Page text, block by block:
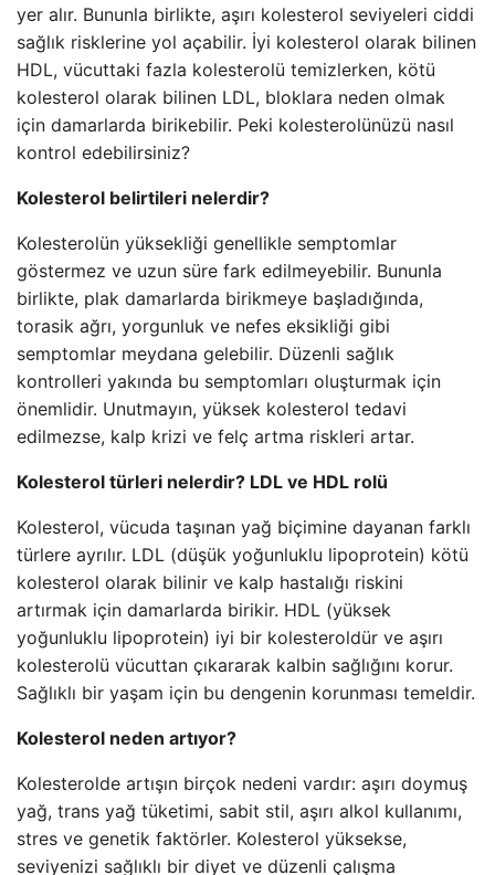
yer alır. Bununla birlikte, aşırı kolesterol seviyeleri ciddi
sağlık risklerine yol açabilir. İyi kolesterol olarak bilinen
HDL, vücuttaki fazla kolesterolü temizlerken, kötü
kolesterol olarak bilinen LDL, bloklara neden olmak
için damarlarda birikebilir. Peki kolesterolünüzü nasıl
kontrol edebilirsiniz?
Kolesterol belirtileri nelerdir?
Kolesterolün yüksekliği genellikle semptomlar
göstermez ve uzun süre fark edilmeyebilir. Bununla
birlikte, plak damarlarda birikmeye başladığında,
torasik ağrı, yorgunluk ve nefes eksikliği gibi
semptomlar meydana gelebilir. Düzenli sağlık
kontrolleri yakında bu semptomları oluşturmak için
önemlidir. Unutmayın, yüksek kolesterol tedavi
edilmezse, kalp krizi ve felç artma riskleri artar.
Kolesterol türleri nelerdir? LDL ve HDL rolü
Kolesterol, vücuda taşınan yağ biçimine dayanan farklı
türlere ayrılır. LDL (düşük yoğunluklu lipoprotein) kötü
kolesterol olarak bilinir ve kalp hastalığı riskini
artırmak için damarlarda birikir. HDL (yüksek
yoğunluklu lipoprotein) iyi bir kolesteroldür ve aşırı
kolesterolü vücuttan çıkararak kalbin sağlığını korur.
Sağlıklı bir yaşam için bu dengenin korunması temeldir.
Kolesterol neden artıyor?
Kolesterolde artışın birçok nedeni vardır: aşırı doymuş
yağ, trans yağ tüketimi, sabit stil, aşırı alkol kullanımı,
stres ve genetik faktörler. Kolesterol yüksekse,
seviyenizi sağlıklı bir diyet ve düzenli çalışma